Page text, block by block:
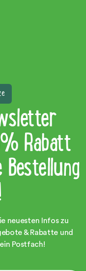
Rabatt
neuesten Infos zu
& Rabatte und
Postfach!